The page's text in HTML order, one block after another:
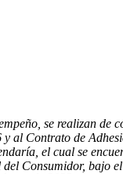
se realizan de
al Contrato de
el cual se
Consumidor, bajo